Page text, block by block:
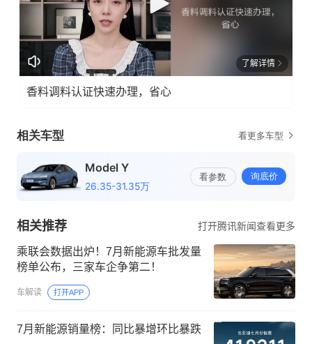
了解详情
香料调料认证快速办理，省心
相关推荐 打开腾讯新闻查看更多
乘联会数据出炉！7月新能源车批发量
榜单公布，三家车企争第二！
车解读 打开APP
7月新能源销量榜：同比暴增环比暴跌